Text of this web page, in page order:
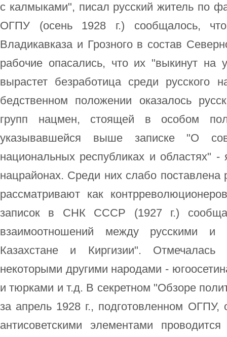
с калмыками", писал русский житель по
ОГПУ (осень 1928 г.) сообщалось,
Владикавказа и Грозного в состав
рабочие опасались, что их "выкинут на
вырастет безработица среди русского
бедственном положении оказалось
групп нацмен, стоящей в особом
указывавшейся выше записке "О
национальных республиках и областях" -
нацрайонах. Среди них слабо поставлена
рассматривают как
записок в СНК СССР (1927 г.)
взаимоотношений между русскими и
Казахстане и Киргизии".
некоторыми другими народами -
и тюрками и т.д. В секретном "Обзоре
за апрель 1928 г., подготовленном ОГПУ,
антисоветскими элементами